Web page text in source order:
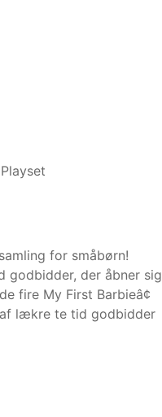
for småbørn!
godbidder, der åbner sig
fire My First Barbieâ¢
lækre te tid godbidder